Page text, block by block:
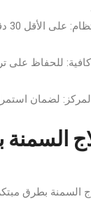
للحفاظ على
لضمان
السمنة بطرق